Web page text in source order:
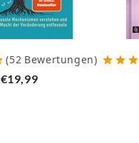
(52 Bewertungen)
€19,99